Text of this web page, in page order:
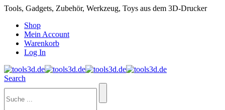
Tools, Gadgets, Zubehör, Werkzeug, Toys aus dem 3D-Drucker
Shop
Mein Account
Warenkorb
Log In
Search